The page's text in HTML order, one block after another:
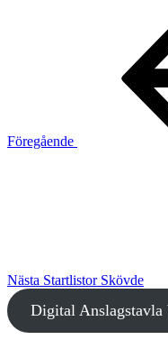
Föregående
Nästa Startlistor Skövde
Digital Anslagstavla